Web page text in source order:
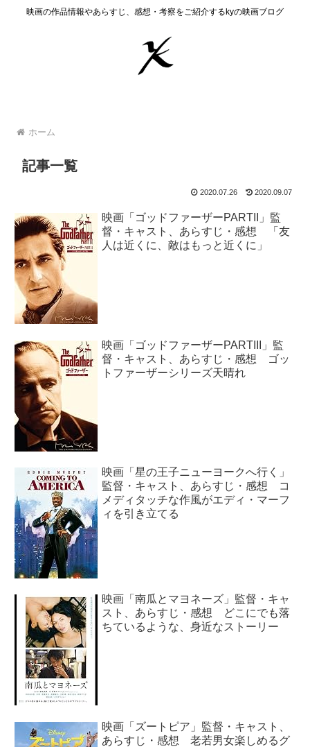
映画の作品情報やあらすじ、感想・考察をご紹介するkyの映画ブログ
ホーム
記事一覧
2020.07.26 2020.09.07
映画「ゴッドファーザーPARTII」監
督・キャスト、あらすじ・感想 「友
人は近くに、敵はもっと近くに」
映画「ゴッドファーザーPARTIII」監
督・キャスト、あらすじ・感想 ゴッ
トファーザーシリーズ天晴れ
映画「星の王子ニューヨークへ行く」
監督・キャスト、あらすじ・感想 コ
メディタッチな作風がエディ・マーフ
ィを引き立てる
映画「南瓜とマヨネーズ」監督・キャ
スト、あらすじ・感想 どこにでも落
ちているような、身近なストーリー
映画「ズートピア」監督・キャスト、
あらすじ・感想 老若男女楽しめるグ